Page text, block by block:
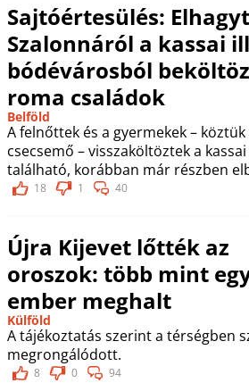
Sajtóértesülés:
Szalonnáról a kassai
bódévárosból
roma családok
Belföld
A felnőttek és a gyermekek –
csecsemő – visszaköltöztek a
található, korábban már részben
18 1 40
Újra Kijevet lőtték az
oroszok: több mint
ember meghalt
Külföld
A tájékoztatás szerint a térségben
megrongálódott.
8 0 94